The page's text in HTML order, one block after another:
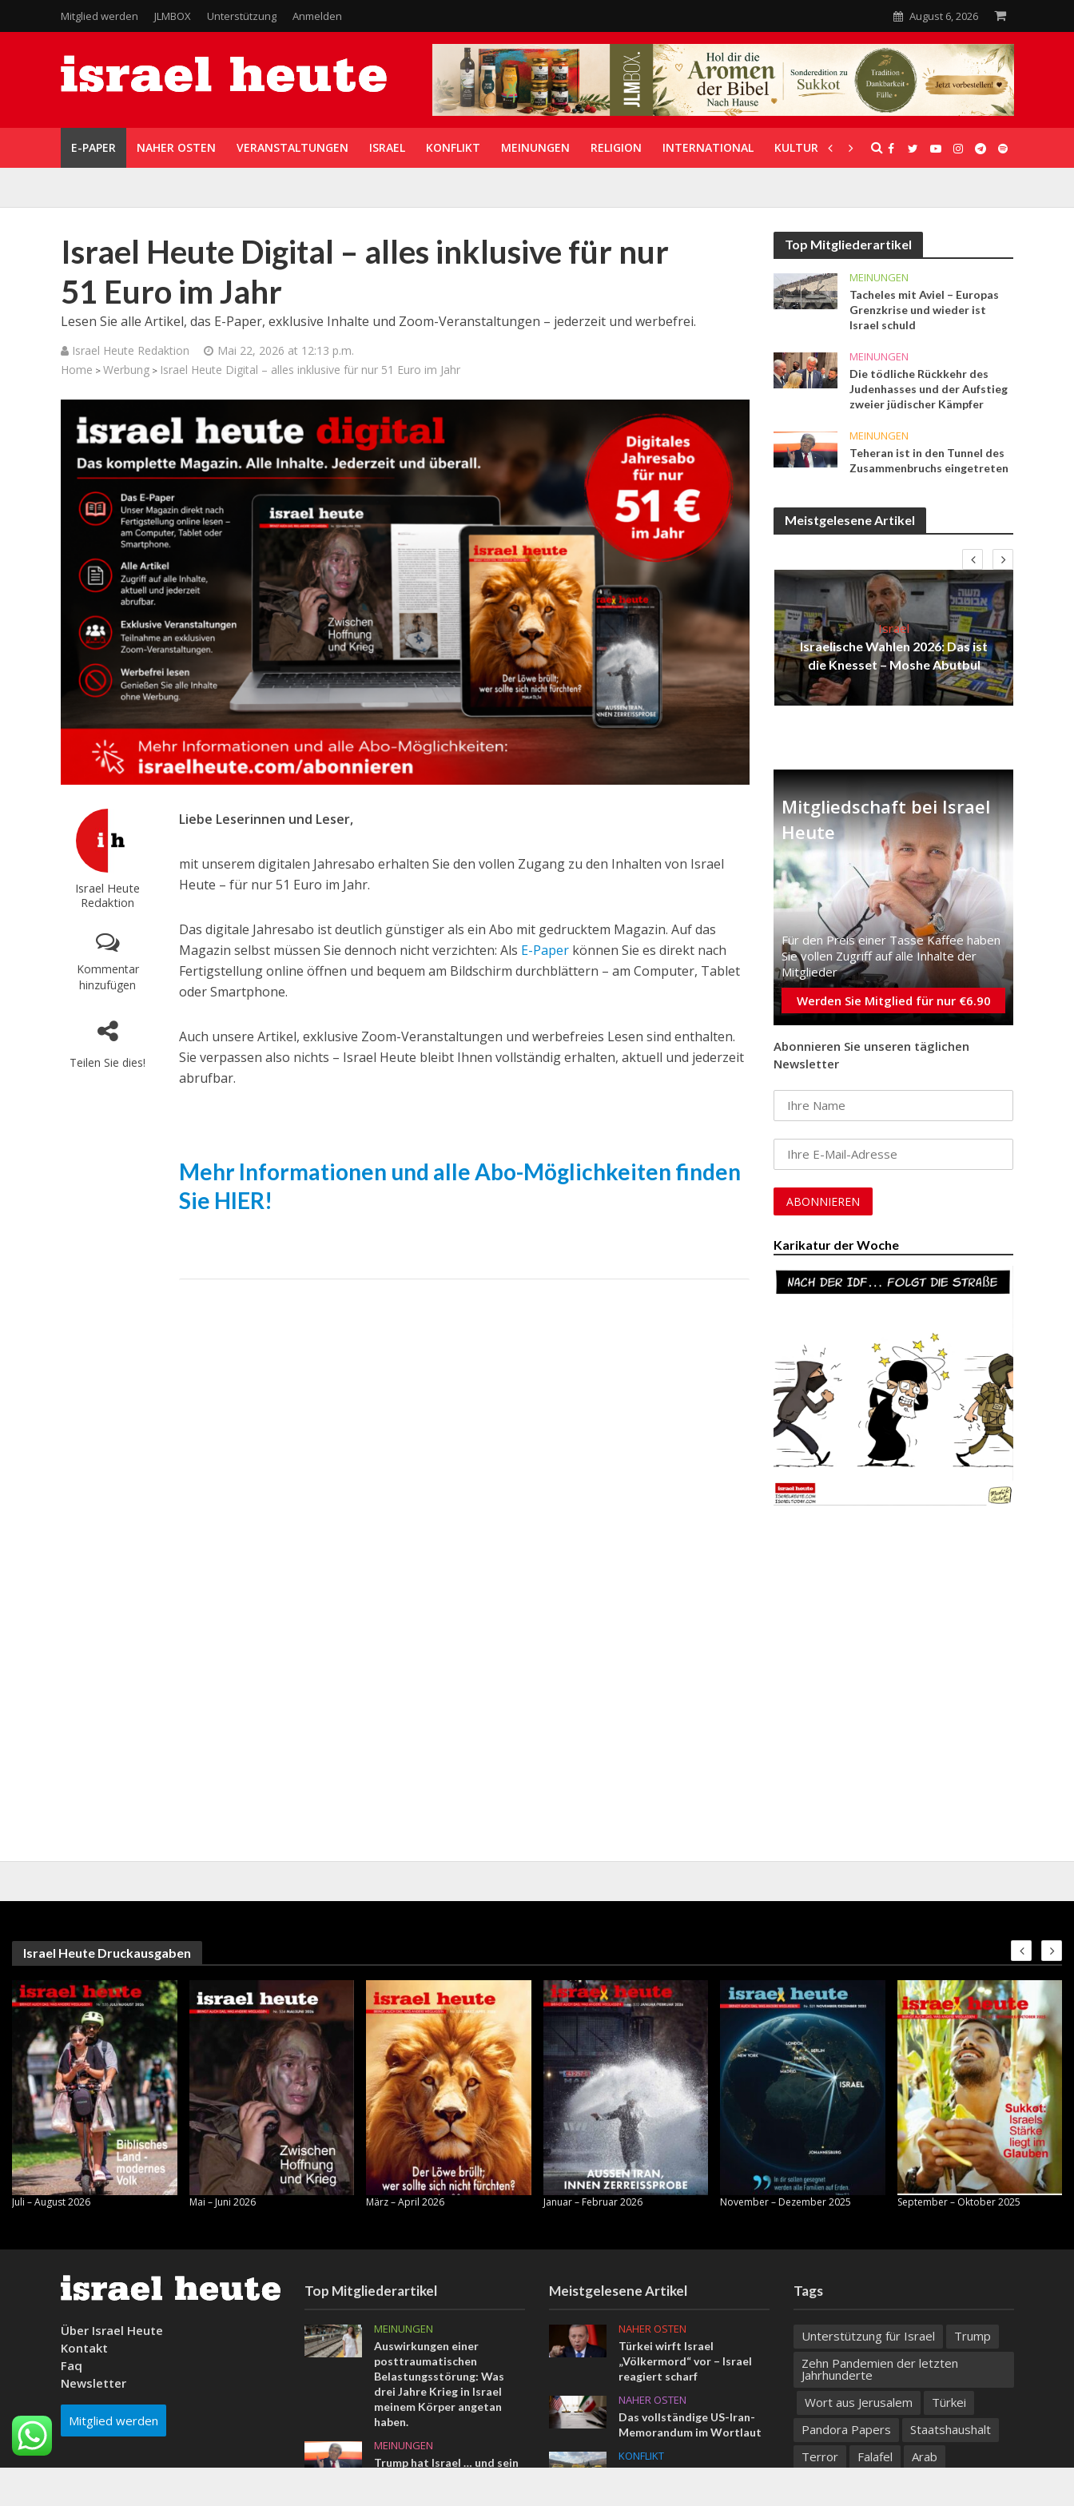
Mitglied werden JLMBOX Unterstützung Anmelden August 6, 2026
E-PAPER NAHER OSTEN VERANSTALTUNGEN ISRAEL KONFLIKT MEINUNGEN RELIGION INTERNATIONAL KULTUR UNTERSTÜTZUNG
Israel Heute Digital – alles inklusive für nur
51 Euro im Jahr
Lesen Sie alle Artikel, das E-Paper, exklusive Inhalte und Zoom-Veranstaltungen – jederzeit und werbefrei.
Israel Heute Redaktion
Mai 22, 2026 at 12:13 p.m.
Home > Werbung> Israel Heute Digital – alles inklusive für nur 51 Euro im Jahr
Israel Heute
Redaktion
Kommentar
hinzufügen
Teilen Sie dies!
Liebe Leserinnen und Leser,
mit unserem digitalen Jahresabo erhalten Sie den vollen Zugang zu den Inhalten von Israel
Heute – für nur 51 Euro im Jahr.
Das digitale Jahresabo ist deutlich günstiger als ein Abo mit gedrucktem Magazin. Auf das
Magazin selbst müssen Sie dennoch nicht verzichten: Als E-Paper können Sie es direkt nach
Fertigstellung online öffnen und bequem am Bildschirm durchblättern – am Computer, Tablet
oder Smartphone.
Auch unsere Artikel, exklusive Zoom-Veranstaltungen und werbefreies Lesen sind enthalten.
Sie verpassen also nichts – Israel Heute bleibt Ihnen vollständig erhalten, aktuell und jederzeit
abrufbar.
Mehr Informationen und alle Abo-Möglichkeiten finden
Sie HIER!
Top Mitgliederartikel
MEINUNGEN
Tacheles mit Aviel – Europas
Grenzkrise und wieder ist
Israel schuld
MEINUNGEN
Die tödliche Rückkehr des
Judenhasses und der Aufstieg
zweier jüdischer Kämpfer
MEINUNGEN
Teheran ist in den Tunnel des
Zusammenbruchs eingetreten
Meistgelesene Artikel
Israel
Israelische Wahlen 2026: Das ist
die Knesset – Vladimir Beliak
Israel
Netanjahu zu Christen: „Wir sind
eins“
Israel
Israelische Wahlen 2026: Das ist
die Knesset – Moshe Abutbul
Mitgliedschaft bei Israel
Heute
Für den Preis einer Tasse Kaffee haben
Sie vollen Zugriff auf alle Inhalte der
Mitglieder
Werden Sie Mitglied für nur €6.90
Abonnieren Sie unseren täglichen
Newsletter
Karikatur der Woche
Israel Heute Druckausgaben
Juli – August 2026 Mai – Juni 2026 März – April 2026 Januar – Februar 2026 November – Dezember 2025 September – Oktober 2025
Über Israel Heute
Kontakt
Faq
Newsletter
Mitglied werden
Top Mitgliederartikel
MEINUNGEN
Auswirkungen einer
posttraumatischen
Belastungsstörung: Was
drei Jahre Krieg in Israel
meinem Körper angetan
haben.
MEINUNGEN
Trump hat Israel … und sein
Meistgelesene Artikel
NAHER OSTEN
Türkei wirft Israel
„Völkermord“ vor – Israel
reagiert scharf
NAHER OSTEN
Das vollständige US-Iran-
Memorandum im Wortlaut
KONFLIKT
Tags
Unterstützung für Israel
Trump
Zehn Pandemien der letzten
Jahrhunderte
Wort aus Jerusalem
Türkei
Pandora Papers
Staatshaushalt
Terror
Falafel
Arab